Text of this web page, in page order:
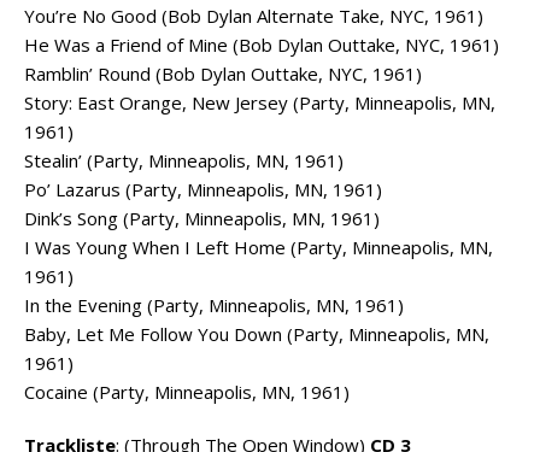
You’re No Good (Bob Dylan Alternate Take, NYC, 1961)
He Was a Friend of Mine (Bob Dylan Outtake, NYC, 1961)
Ramblin’ Round (Bob Dylan Outtake, NYC, 1961)
Story: East Orange, New Jersey (Party, Minneapolis, MN,
1961)
Stealin’ (Party, Minneapolis, MN, 1961)
Po’ Lazarus (Party, Minneapolis, MN, 1961)
Dink’s Song (Party, Minneapolis, MN, 1961)
I Was Young When I Left Home (Party, Minneapolis, MN,
1961)
In the Evening (Party, Minneapolis, MN, 1961)
Baby, Let Me Follow You Down (Party, Minneapolis, MN,
1961)
Cocaine (Party, Minneapolis, MN, 1961)
Trackliste: (Through The Open Window) CD 3